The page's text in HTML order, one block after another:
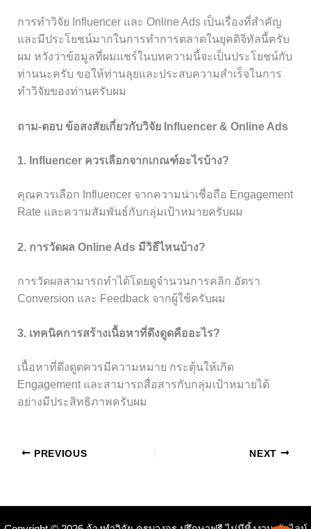
การทำวิจัย Influencer และ Online Ads เป็นเรื่องที่สำคัญ
และมีประโยชน์มากในการทำการตลาดในยุคดิจิทัลนี้ครับ
ผม หวังว่าข้อมูลที่ผมแชร์ในบทความนี้จะเป็นประโยชน์กับ
ท่านนะครับ ขอให้ท่านลุยและประสบความสำเร็จในการ
ทำวิจัยของท่านครับผม
ถาม-ตอบ ข้อสงสัยเกี่ยวกับวิจัย Influencer & Online Ads
1. Influencer ควรเลือกจากเกณฑ์อะไรบ้าง?
คุณควรเลือก Influencer จากความน่าเชื่อถือ Engagement
Rate และความสัมพันธ์กับกลุ่มเป้าหมายครับผม
2. การวัดผล Online Ads มีวิธีไหนบ้าง?
การวัดผลสามารถทำได้โดยดูจำนวนการคลิก อัตรา
Conversion และ Feedback จากผู้ใช้ครับผม
3. เทคนิคการสร้างเนื้อหาที่ดึงดูดคืออะไร?
เนื้อหาที่ดึงดูดควรมีความหมาย กระตุ้นให้เกิด
Engagement และสามารถสื่อสารกับกลุ่มเป้าหมายได้
อย่างมีประสิทธิภาพครับผม
PREVIOUS NEXT